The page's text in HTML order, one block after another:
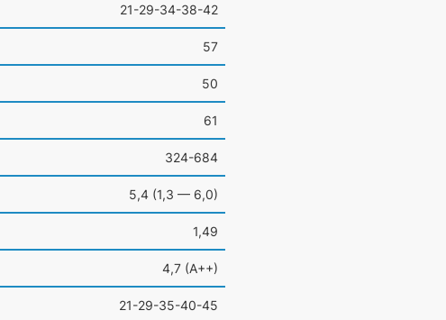
21-29-34-38-42
57
50
61
324-684
5,4 (1,3 — 6,0)
1,49
4,7 (A++)
21-29-35-40-45